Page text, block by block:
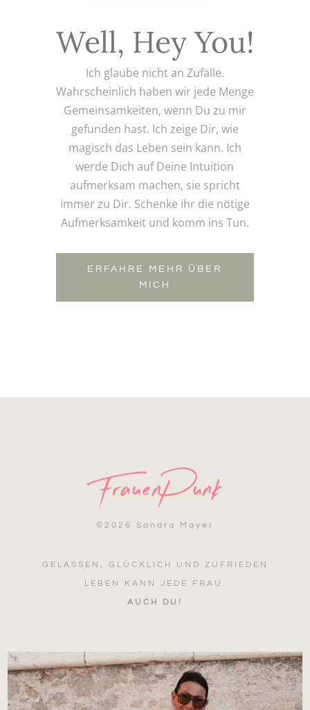
Well, Hey You!
Ich glaube nicht an Zufälle.
Wahrscheinlich haben wir jede Menge
Gemeinsamkeiten, wenn Du zu mir
gefunden hast. Ich zeige Dir, wie
magisch das Leben sein kann. Ich
werde Dich auf Deine Intuition
aufmerksam machen, sie spricht
immer zu Dir. Schenke ihr die nötige
Aufmerksamkeit und komm ins Tun.
ERFAHRE MEHR ÜBER
MICH
© 2026 Sandra Mayer
GELASSEN, GLÜCKLICH UND ZUFRIEDEN
LEBEN KANN JEDE FRAU.
AUCH DU!